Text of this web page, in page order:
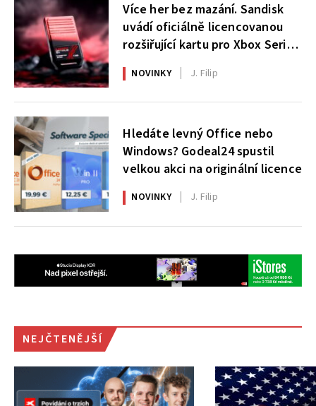
Více her bez mazání. Sandisk
uvádí oficiálně licencovanou
rozšiřující kartu pro Xbox Series
X|S
NOVINKY J. Filip
Hledáte levný Office nebo
Windows? Godeal24 spustil
velkou akci na originální licence
NOVINKY J. Filip
NEJČTENĚJŠÍ